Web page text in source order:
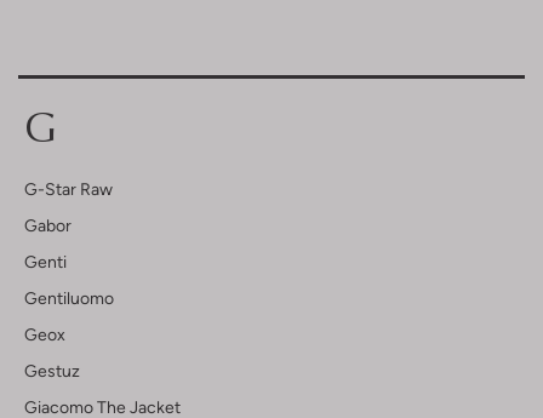
G
G-Star Raw
Gabor
Genti
Gentiluomo
Geox
Gestuz
Giacomo The Jacket